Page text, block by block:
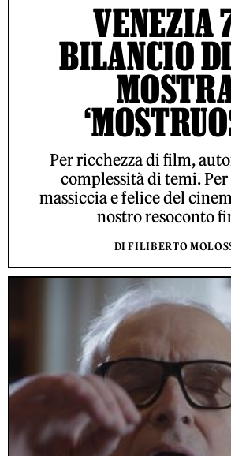
VENEZIA
BILANCIO
Per ricchezza di film,
complessità di temi. Per
massiccia e felice del
nostro resoconto
DI FILIBERTO